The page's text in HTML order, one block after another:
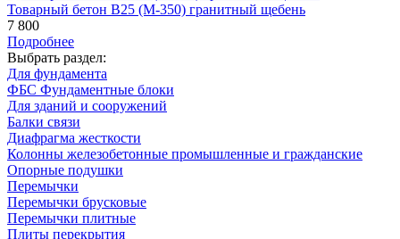
Товарный бетон В25 (М-350) гранитный щебень
7 800
Подробнее
Выбрать раздел:
Для фундамента
ФБС Фундаментные блоки
Для зданий и сооружений
Балки связи
Диафрагма жесткости
Колонны железобетонные промышленные и гражданские
Опорные подушки
Перемычки
Перемычки брусковые
Перемычки плитные
Плиты перекрытия